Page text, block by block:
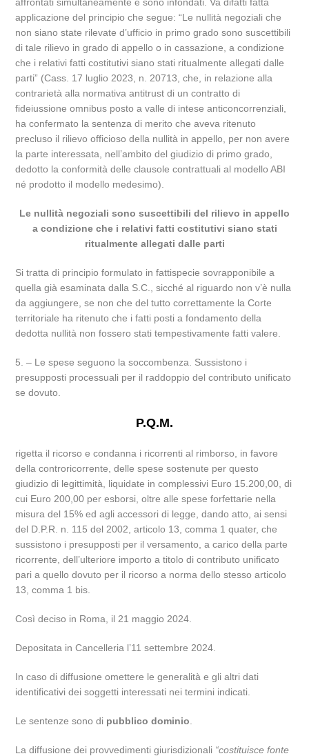
applicazione del principio che segue: “Le nullità negoziali che
non siano state rilevate d’ufficio in primo grado sono suscettibili
di tale rilievo in grado di appello o in cassazione, a condizione
che i relativi fatti costitutivi siano stati ritualmente allegati dalle
parti” (Cass. 17 luglio 2023, n. 20713, che, in relazione alla
contrarietà alla normativa antitrust di un contratto di
fideiussione omnibus posto a valle di intese anticoncorrenziali,
ha confermato la sentenza di merito che aveva ritenuto
precluso il rilievo officioso della nullità in appello, per non avere
la parte interessata, nell’ambito del giudizio di primo grado,
dedotto la conformità delle clausole contrattuali al modello ABI
né prodotto il modello medesimo).
Le nullità negoziali sono suscettibili del rilievo in appello
a condizione che i relativi fatti costitutivi siano stati
ritualmente allegati dalle parti
Si tratta di principio formulato in fattispecie sovrapponibile a
quella già esaminata dalla S.C., sicché al riguardo non v’è nulla
da aggiungere, se non che del tutto correttamente la Corte
territoriale ha ritenuto che i fatti posti a fondamento della
dedotta nullità non fossero stati tempestivamente fatti valere.
5. – Le spese seguono la soccombenza. Sussistono i
presupposti processuali per il raddoppio del contributo unificato
se dovuto.
P.Q.M.
rigetta il ricorso e condanna i ricorrenti al rimborso, in favore
della controricorrente, delle spese sostenute per questo
giudizio di legittimità, liquidate in complessivi Euro 15.200,00, di
cui Euro 200,00 per esborsi, oltre alle spese forfettarie nella
misura del 15% ed agli accessori di legge, dando atto, ai sensi
del D.P.R. n. 115 del 2002, articolo 13, comma 1 quater, che
sussistono i presupposti per il versamento, a carico della parte
ricorrente, dell’ulteriore importo a titolo di contributo unificato
pari a quello dovuto per il ricorso a norma dello stesso articolo
13, comma 1 bis.
Così deciso in Roma, il 21 maggio 2024.
Depositata in Cancelleria l’11 settembre 2024.
In caso di diffusione omettere le generalità e gli altri dati
identificativi dei soggetti interessati nei termini indicati.
Le sentenze sono di pubblico dominio
La diffusione dei provvedimenti giurisdizionali “costituisce fonte